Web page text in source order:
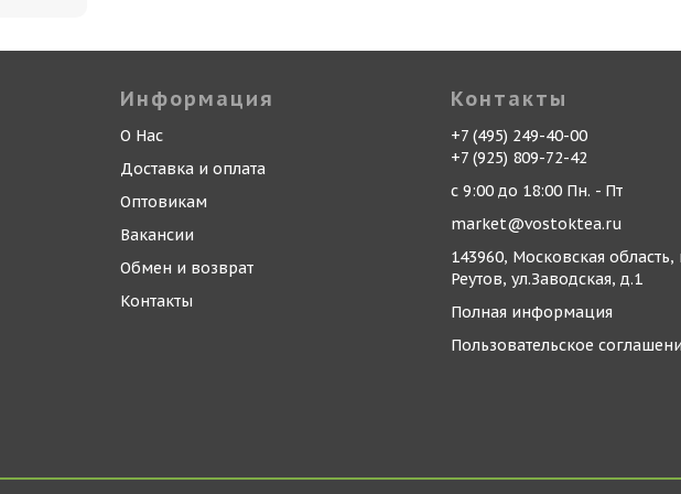
Информация
О Нас
Доставка и оплата
Оптовикам
Вакансии
Обмен и возврат
Контакты
Контакты
+7 (495) 249-40-00
+7 (925) 809-72-42
с 9:00 до 18:00 Пн. - Пт
market@vostoktea.ru
143960, Московская область,
Реутов, ул.Заводская, д.1
Полная информация
Пользовательское